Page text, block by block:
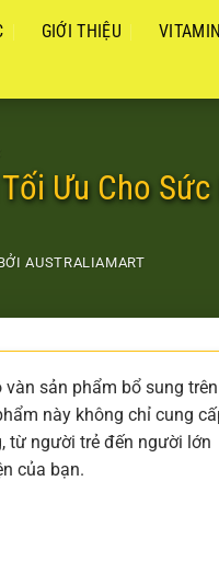
GIỚI THIỆU
Ưu Cho Sức
AUSTRALIAMART
sản phẩm bổ sung
này không chỉ cung
từ người trẻ đến người lớn
của bạn.